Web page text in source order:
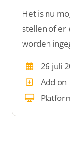
Het is nu
stellen of er
worden
26 juli
Add on